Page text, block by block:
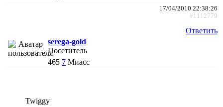
17/04/2010 22:38:26
#1112779
Ответить
serega-gold
Посетитель
465 7 Миасс
Twiggy